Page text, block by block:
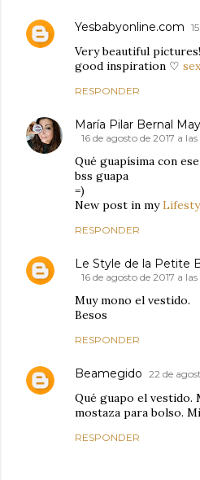
Yesbabyonline.com
Very beautiful
good inspiration ♡
RESPONDER
María Pilar Bernal
16 de agosto de 2017 a las
Qué guapísima con
bss guapa
=)
New post in my
RESPONDER
Le Style de la Petite
16 de agosto de 2017 a las
Muy mono el vestido.
Besos
RESPONDER
Beamegido 22 de
Qué guapo el vestido.
mostaza para bolso.
RESPONDER